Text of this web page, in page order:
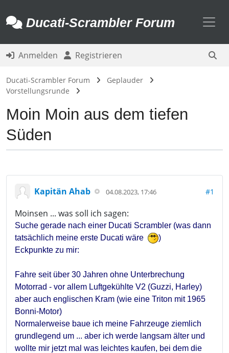
Ducati-Scrambler Forum
Anmelden Registrieren
Ducati-Scrambler Forum
Geplauder
Vorstellungsrunde
Moin Moin aus dem tiefen
Süden
Kapitän Ahab 04.08.2023, 17:46 #1
Moinsen ... was soll ich sagen:
Suche gerade nach einer Ducati Scrambler (was dann
tatsächlich meine erste Ducati wäre
)
Eckpunkte zu mir:
Fahre seit über 30 Jahren ohne Unterbrechung
Motorrad - vor allem Luftgekühlte V2 (Guzzi, Harley)
aber auch englischen Kram (wie eine Triton mit 1965
Bonni-Motor)
Normalerweise baue ich meine Fahrzeuge ziemlich
grundlegend um ... aber ich werde langsam älter und
wollte mir jetzt mal was leichtes kaufen, bei dem die